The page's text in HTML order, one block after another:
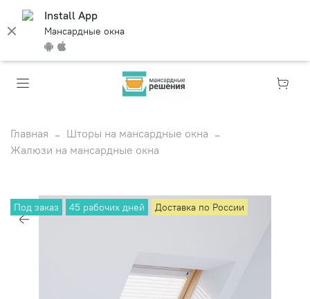
Install App
Мансардные окна
Главная
Шторы на мансардные окна
Жалюзи на мансардные окна
Под заказ 45 рабочих дней Доставка по России